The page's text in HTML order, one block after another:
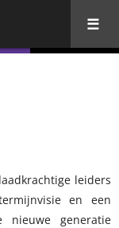
leiders
en een
nieuwe generatie